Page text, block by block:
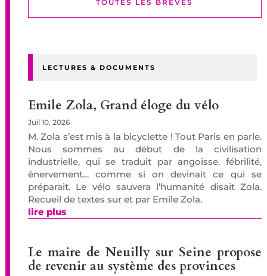
TOUTES LES BREVES
LECTURES & DOCUMENTS
Emile Zola, Grand éloge du vélo
Juil 10, 2026
M. Zola s’est mis à la bicyclette ! Tout Paris en parle.
Nous sommes au début de la civilisation
industrielle, qui se traduit par angoisse, fébrilité,
énervement… comme si on devinait ce qui se
préparait. Le vélo sauvera l’humanité disait Zola.
Recueil de textes sur et par Emile Zola.
lire plus
Le maire de Neuilly sur Seine propose
de revenir au système des provinces